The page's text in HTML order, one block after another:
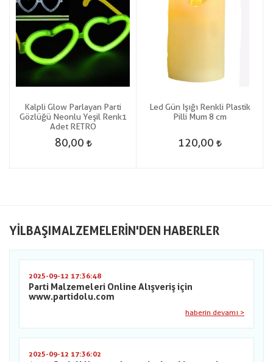
Kalpli Glow Parlayan Parti
Gözlüğü Neonlu Yeşil Renk1
Adet RETRO
80,00
Led Gün Işığı Renkli Plastik
Pilli Mum 8 cm
120,00
YILBAŞIMALZEMELERIN'DEN HABERLER
2025-09-12 17:36:48
Parti Malzemeleri Online Alışveriş için
www.partidolu.com
haberin devamı >
2025-09-12 17:36:02